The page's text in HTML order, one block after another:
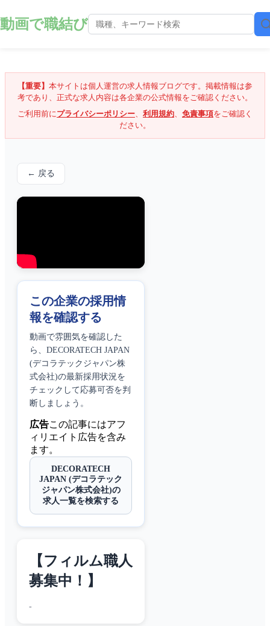
動画で職結び
【重要】 本サイトは個人運営の求人情報ブログです。掲載情報は参
考であり、正式な求人内容は各企業の公式情報をご確認ください。
ご利用前にプライバシーポリシー、 利用規約、 免責事項をご確認く
ださい。
← 戻る
この企業の採用情
報を確認する
動画で雰囲気を確認した
ら、 DECORATECH JAPAN
(デコラテックジャパン株
式会社)の最新採用状況を
チェックして応募可否を判
断しましょう。
広告この記事にはアフ
ィリエイト広告を含み
ます。
DECORATECH
JAPAN (デコラテック
ジャパン株式会社)の
求人一覧を検索する
【フィルム職人
募集中！】
-